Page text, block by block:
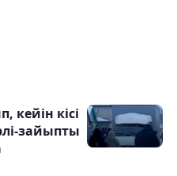
кейін кісі
зайыпты